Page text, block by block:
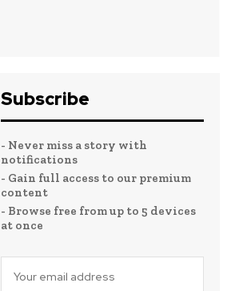
Subscribe
- Never miss a story with
notifications
- Gain full access to our premium
content
- Browse free from up to 5 devices
at once